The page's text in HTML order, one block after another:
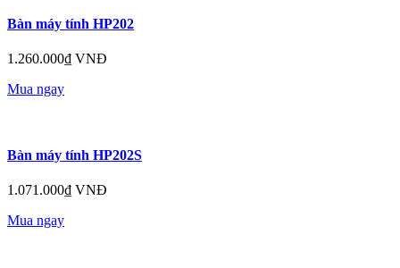
Bàn máy tính HP202
1.260.000₫ VNĐ
Mua ngay
Bàn máy tính HP202S
1.071.000₫ VNĐ
Mua ngay